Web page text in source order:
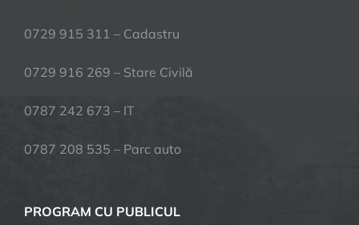
0729 915 311 – Cadastru
0729 916 269 – Stare Civilă
0787 242 673 – IT
0787 208 535 – Parc auto
PROGRAM CU PUBLICUL